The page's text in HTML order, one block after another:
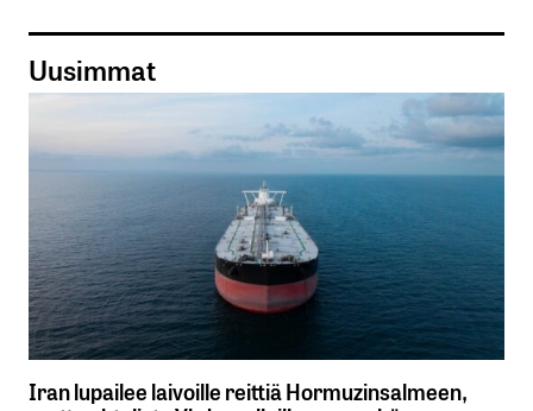
Uusimmat
Iran lupailee laivoille reittiä Hormuzinsalmeen,